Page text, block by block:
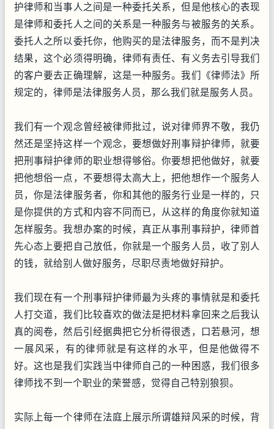
护律师和当事人之间是一种委托关系，但是他核心的表现
是律师和委托人之间的关系是一种服务与被服务的关系。
委托人之所以委托你，他购买的是法律服务，而不是判决
结果，这个必须得明确，律师有责任、有义务去引导我们
的客户要去正确理解，这是一种服务。我们《律师法》所
规定的，律师是法律服务人员，那么我们就是服务人员。
我们有一个观念曾经被律师批过，说对律师界不敬，我仍
然还是坚持这样一个观念，要想做好刑事辩护律师，就要
把刑事辩护律师的职业想得够俗。你要想把他做好，就要
把他想俗一点，不要想得太高大上，把他想作一个服务人
员，你是法律服务者，你和其他的服务行业是一样的，只
是你提供的方式和内容不同而已，从这样的角度你就知道
怎样服务。我想办案的时候，真正从事刑事辩护，律师首
先心态上要把自己放低，你就是一个服务人员，收了别人
的钱，就给别人做好服务，尽职尽责地做好辩护。
我们现在有一个刑事辩护律师最为头疼的事情就是和委托
人打交道，我们比较喜欢的做法是把材料拿回来之后我认
真的阅卷，然后引经据典把它分析得很透，口若悬河，想
一展风采，有的律师就是有这样的水平，但是他做得不
好。这也是我们实践当中律师自己的一种困惑，我们很多
律师找不到一个职业的荣誉感，觉得自己特别狼狈。
实际上每一个律师在法庭上展示所谓雄辩风采的时候，背